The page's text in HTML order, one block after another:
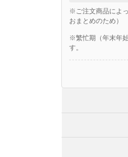
※ご注文商品によ
おまとめのため）
※繁忙期（年末年
す。